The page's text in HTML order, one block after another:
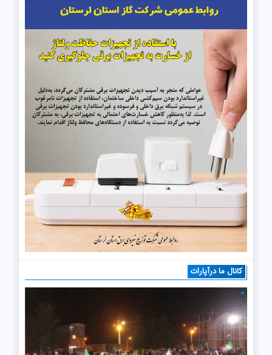
کانال ما درآپارات